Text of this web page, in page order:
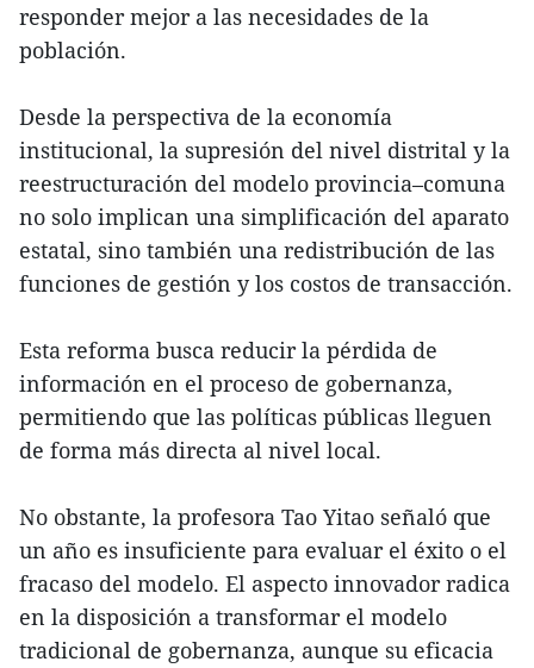
responder mejor a las necesidades de la
población.
Desde la perspectiva de la economía
institucional, la supresión del nivel distrital y la
reestructuración del modelo provincia–comuna
no solo implican una simplificación del aparato
estatal, sino también una redistribución de las
funciones de gestión y los costos de transacción.
Esta reforma busca reducir la pérdida de
información en el proceso de gobernanza,
permitiendo que las políticas públicas lleguen
de forma más directa al nivel local.
No obstante, la profesora Tao Yitao señaló que
un año es insuficiente para evaluar el éxito o el
fracaso del modelo. El aspecto innovador radica
en la disposición a transformar el modelo
tradicional de gobernanza, aunque su eficacia